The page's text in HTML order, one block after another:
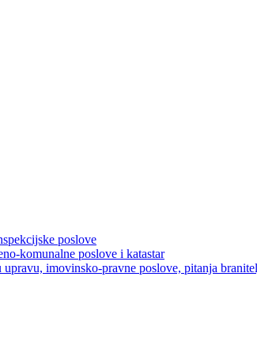
poslove
komunalne poslove i katastar
upravu, imovinsko-pravne poslove, pitanja